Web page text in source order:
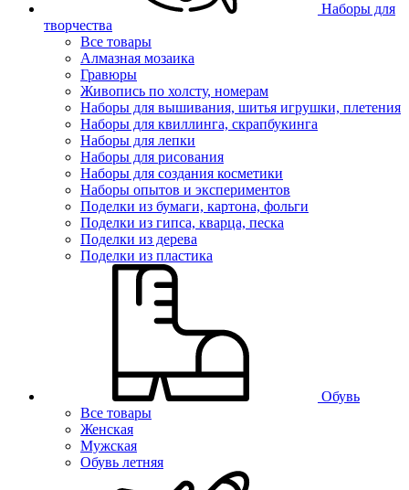
Наборы для
творчества
Все товары
Алмазная мозаика
Гравюры
Живопись по холсту, номерам
Наборы для вышивания, шитья игрушки, плетения
Наборы для квиллинга, скрапбукинга
Наборы для лепки
Наборы для рисования
Наборы для создания косметики
Наборы опытов и экспериментов
Поделки из бумаги, картона, фольги
Поделки из гипса, кварца, песка
Поделки из дерева
Поделки из пластика
Обувь
Все товары
Женская
Мужская
Обувь летняя